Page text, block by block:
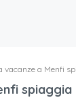
vacanze a Menfi